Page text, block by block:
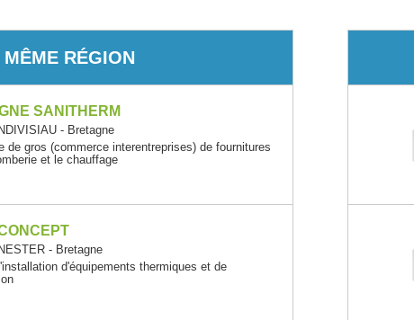
RÉGION
SANITHERM
- Bretagne
de gros (commerce interentreprises) de fournitures
et le chauffage
- Bretagne
d'équipements thermiques et de